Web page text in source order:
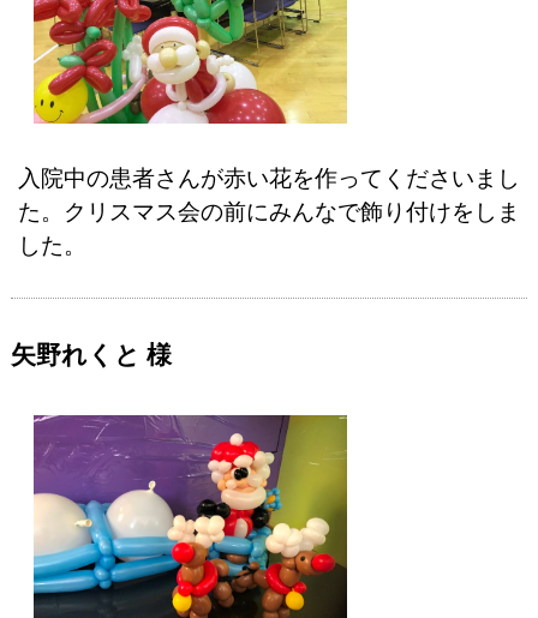
入院中の患者さんが赤い花を作ってくださいまし
た。クリスマス会の前にみんなで飾り付けをしま
した。
矢野れくと 様